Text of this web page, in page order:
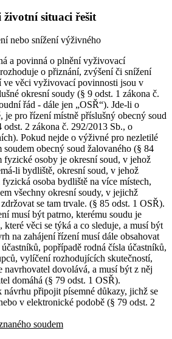
situaci řešit
nebo snížení výživného
a povinná o plnění vyživovací
o přiznání, zvýšení či snížení
věci vyživovací povinnosti jsou v
okresní soudy (§ 9 odst. 1 zákona č.
řád - dále jen „OSŘ“). Jde-li o
je pro řízení místně příslušný obecný soud
odst. 2 zákona č. 292/2013 Sb., o
Pokud nejde o výživné pro nezletilé
obecný soud žalovaného (§ 84
fyzické osoby je okresní soud, v jehož
li bydliště, okresní soud, v jehož
osoba bydliště na více místech,
všechny okresní soudy, v jejichž
se tam trvale. (§ 85 odst. 1 OSŘ).
musí být patrno, kterému soudu je
které věci se týká a co sleduje, a musí být
na zahájení řízení musí dále obsahovat
popřípadě rodná čísla účastníků,
vylíčení rozhodujících skutečností,
navrhovatel dovolává, a musí být z něj
domáhá (§ 79 odst. 1 OSŘ).
připojit písemné důkazy, jichž se
v elektronické podobě (§ 79 odst. 2
soudem